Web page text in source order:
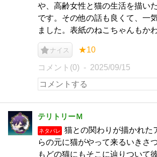
や、高齢女性と猫の生活を描い
です。その他の話も良くて、一
ました。表紙のねこちゃんもかわ
ナイス ★10
コメント(0) 2025/09/15
テリトリーＭ
ネタバレ
猫との関わりが描かれた
らの元に猫がやって来るいきさ
もどの猫にもそこに辿りついて